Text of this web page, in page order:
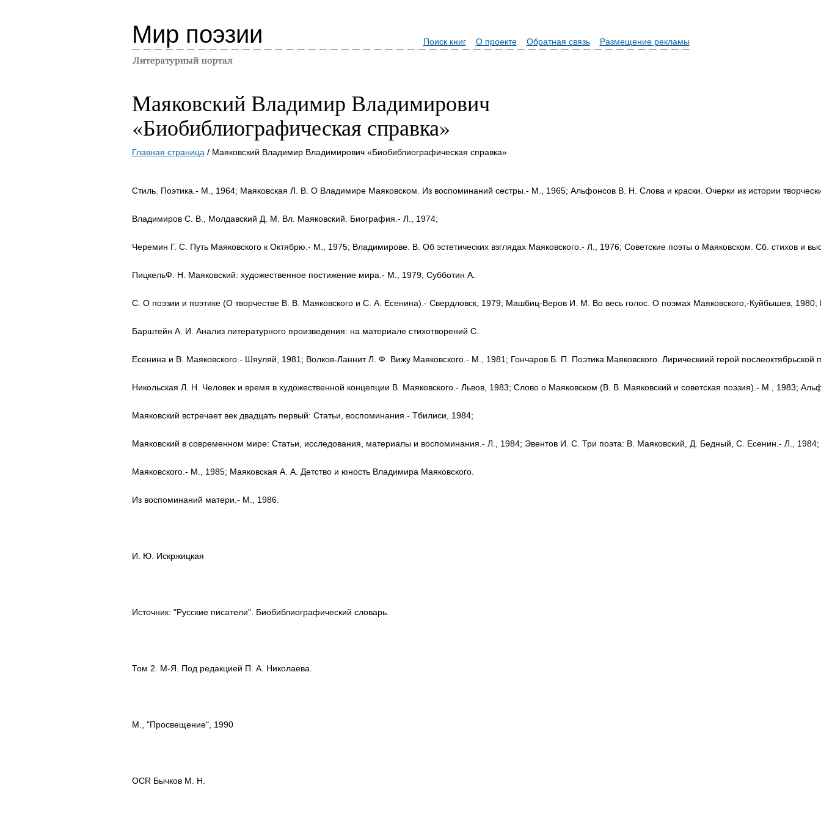
Мир поэзии Поиск книг О проекте Обратная связь Размещение рекламы
Маяковский Владимир Владимирович
«Биобиблиографическая справка»
Главная страница / Маяковский Владимир Владимирович «Биобиблиографическая справка»
Стиль. Поэтика.- М., 1964; Маяковская Л. В. О Владимире Маяковском. Из воспоминаний сестры.- М., 1965; Альфонсов В. Н. Слова и краски. Очерки из истории
Владимиров С. В., Молдавский Д. М. Вл. Маяковский. Биография.- Л., 1974;
Черемин Г. С. Путь Маяковского к Октябрю.- М., 1975; Владимирове. В. Об эстетических взглядах Маяковского.- Л., 1976; Советские поэты о Маяковском. Сб. стихов
ПицкельФ. Н. Маяковский: художественное постижение мира.- М., 1979; Субботин А.
С. О поэзии и поэтике (О творчестве В. В. Маяковского и С. А. Есенина).- Свердловск, 1979; Машбиц-Веров И. М. Во весь голос. О поэмах Маяковского,-Куйбышев,
Барштейн А. И. Анализ литературного произведения: на материале стихотворений С.
Есенина и В. Маяковского.- Шяуляй, 1981; Волков-Ланнит Л. Ф. Вижу Маяковского.- М., 1981; Гончаров Б. П. Поэтика Маяковского. Лирическиий герой
Никольская Л. Н. Человек и время в художественной концепции В. Маяковского.- Львов, 1983; Слово о Маяковском (В. В. Маяковский и советская поэзия).- М., 1983;
Маяковский встречает век двадцать первый: Статьи, воспоминания.- Тбилиси, 1984;
Маяковский в современном мире: Статьи, исследования, материалы и воспоминания.- Л., 1984; Эвентов И. С. Три поэта: В. Маяковский, Д. Бедный, С. Есенин.- Л.,
Маяковского.- М., 1985; Маяковская А. А. Детство и юность Владимира Маяковского.
Из воспоминаний матери.- М., 1986.
И. Ю. Искржицкая
Источник: "Русские писатели". Биобиблиографический словарь.
Том 2. М-Я. Под редакцией П. А. Николаева.
М., "Просвещение", 1990
OCR Бычков М. Н.